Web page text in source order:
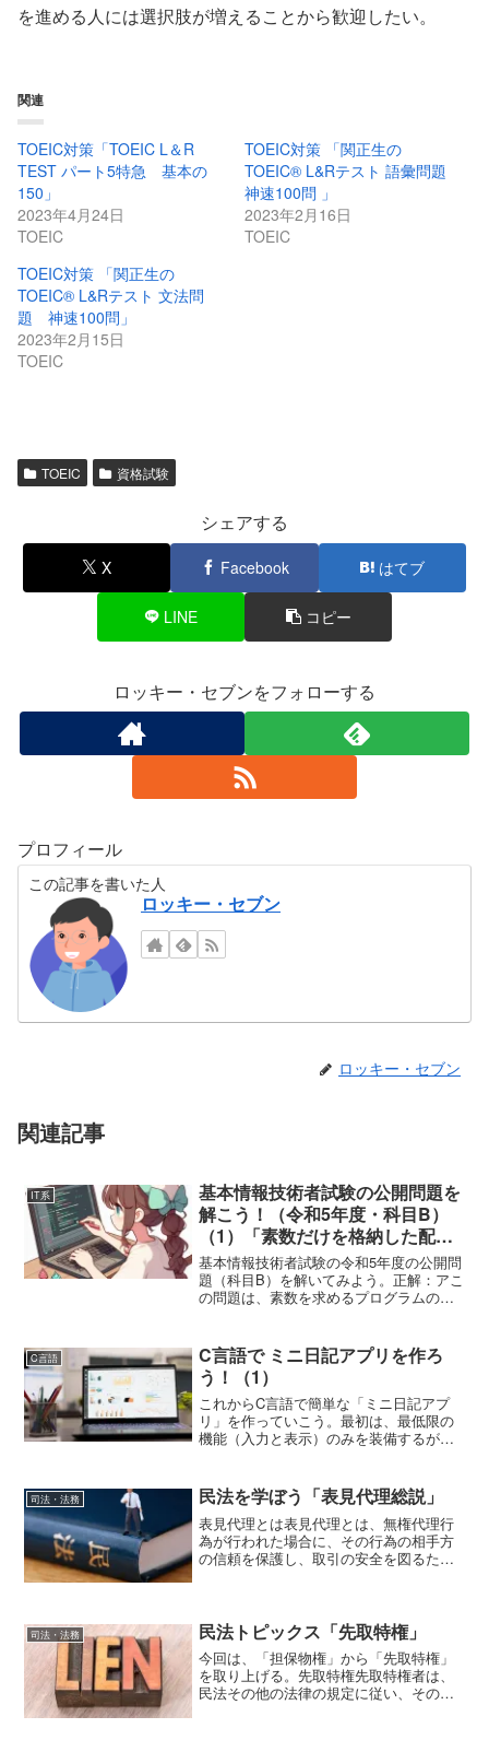
を進める人には選択肢が増えることから歓迎したい。
関連
TOEIC対策「TOEIC L＆R
TEST パート5特急 基本の
150」
2023年4月24日
TOEIC
TOEIC対策 「関正生の
TOEIC® L&Rテスト 語彙問題
神速100問 」
2023年2月16日
TOEIC
TOEIC対策 「関正生の
TOEIC® L&Rテスト 文法問
題 神速100問」
2023年2月15日
TOEIC
TOEIC 資格試験
シェアする
X Facebook はてブ
LINE コピー
ロッキー・セブンをフォローする
プロフィール
この記事を書いた人
ロッキー・セブン
ロッキー・セブン
関連記事
IT系
基本情報技術者試験の公開問題を
解こう！（令和5年度・科目B）
（1）「素数だけを格納した配列
を返す関数」
基本情報技術者試験の令和5年度の公開問
題（科目B）を解いてみよう。正解：アこ
の問題は、素数を求めるプログラムの空
は，引数で与えられた整数以下の，...
C言語
C言語で ミニ日記アプリを作ろ
う！（1）
これからC言語で簡単な「ミニ日記アプ
リ」を作っていこう。最初は、最低限の
機能（入力と表示）のみを装備するが、
の日時を取得（time.hを使用）する。日
記内容と日時をファ...
司法・法務 民法を学ぼう「表見代理総説」
表見代理とは表見代理とは、無権代理行
為が行われた場合に、その行為の相手方
の信頼を保護し、取引の安全を図るため
の表見代理（110条...
司法・法務 民法トピックス「先取特権」
今回は、「担保物権」から「先取特権」
を取り上げる。先取特権先取特権者は、
民法その他の法律の規定に従い、その債